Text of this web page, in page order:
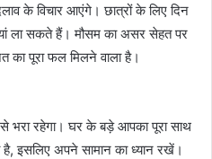
के विचार आएंगे। छात्रों के लिए दिन
ला सकते हैं। मौसम का असर सेहत पर
का पूरा फल मिलने वाला है।
रहेगा। घर के बड़े आपका पूरा साथ
इसलिए अपने सामान का ध्यान रखें।